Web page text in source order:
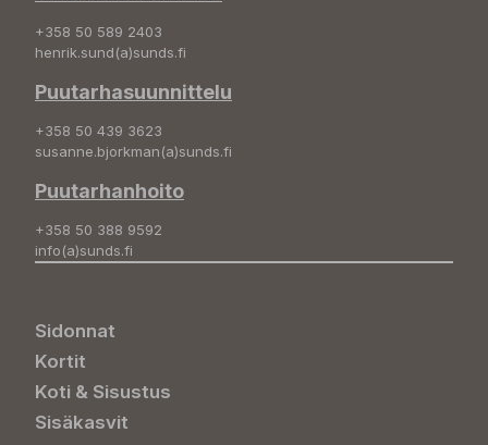
+358 50 589 2403
henrik.sund(a)sunds.fi
Puutarhasuunnittelu
+358 50 439 3623
susanne.bjorkman(a)sunds.fi
Puutarhanhoito
+358 50 388 9592
info(a)sunds.fi
Sidonnat
Kortit
Koti & Sisustus
Sisäkasvit